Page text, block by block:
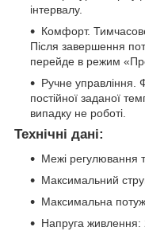
інтервалу.
Комфорт.
Після завершення
перейде в режим
Ручне управління.
постійної заданої
випадку не роботі.
Технічні дані:
Межі регулювання
Максимальний
Максимальна
Напруга